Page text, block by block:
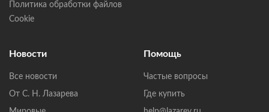
Политика обработки файлов
Cookie
Новости
Все новости
От С. Н. Лазарева
Помощь
Частые вопросы
Где купить